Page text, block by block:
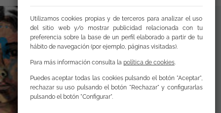
Utilizamos cookies propias y de terceros para analizar el uso
del sitio web y/o mostrar publicidad relacionada con tu
preferencia sobre la base de un perfil elaborado a partir de tu
hábito de navegación (por ejemplo, páginas visitadas).
Para más información consulta la política de cookies.
Puedes aceptar todas las cookies pulsando el botón "Aceptar",
rechazar su uso pulsando el botón "Rechazar" y configurarlas
pulsando el botón "Configurar".